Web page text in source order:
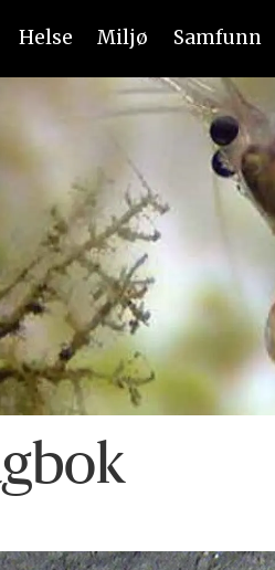
Helse Miljø Samfunn